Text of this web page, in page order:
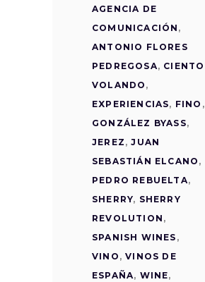
AGENCIA DE
COMUNICACIÓN ,
ANTONIO FLORES
PEDREGOSA, CIENTO
VOLANDO ,
EXPERIENCIAS, FINO ,
GONZÁLEZ BYASS,
JEREZ ,JUAN
SEBASTIÁN ELCANO ,
PEDRO REBUELTA,
SHERRY, SHERRY
REVOLUTION ,
SPANISH WINES ,
VINO ,VINOS DE
ESPAÑA, WINE,